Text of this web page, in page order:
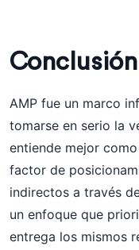
Conclusión
AMP fue un marco
tomarse en serio la
entiende mejor
factor de
indirectos a través
un enfoque que
entrega los mismos